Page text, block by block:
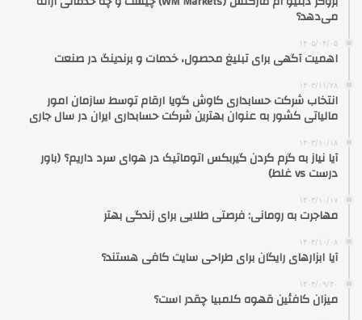
می‌دهد؟
۱۴۰۵/۰۴/۰۵
اهمیت آگهی برای تبلیغ محصول، خدمات و برندینگ در صنعت
۱۴۰۳/۱۱/۲۸
انتخاب شرکت حسابداری کاوش گویا ارقام توسط سازمان امور
مالیاتی کشور به عنوان بهترین شرکت حسابداری ایران در سال جاری
۱۴۰۳/۱۰/۱۸
آیا نیاز به گرم کردن گیربکس اتوماتیک در هوای سرد داریم؟ (باور
درست vs غلط)
۱۴۰۳/۱۰/۱۷
مهاجرت به رومانی: فرصتی طلایی برای زندگی بهتر
۱۴۰۴/۱۰/۰۸
آیا ابزارهای رایگان برای طراحی سایت کافی هستند؟
۱۴۰۴/۰۹/۳۰
میزان کافئین قهوه کلمبیا چقدر است؟